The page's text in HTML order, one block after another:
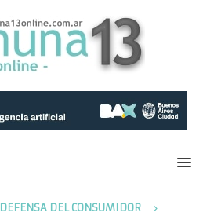
DEFENSA DEL CONSUMIDOR